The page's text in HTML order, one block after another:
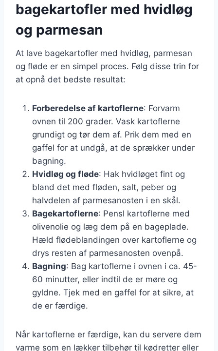
bagekartofler med hvidløg
og parmesan
At lave bagekartofler med hvidløg, parmesan
og fløde er en simpel proces. Følg disse trin for
at opnå det bedste resultat:
Forberedelse af kartoflerne: Forvarm
ovnen til 200 grader. Vask kartoflerne
grundigt og tør dem af. Prik dem med en
gaffel for at undgå, at de sprækker under
bagning.
Hvidløg og fløde: Hak hvidløget fint og
bland det med fløden, salt, peber og
halvdelen af parmesanosten i en skål.
Bagekartoflerne: Pensl kartoflerne med
olivenolie og læg dem på en bageplade.
Hæld flødeblandingen over kartoflerne og
drys resten af parmesanosten ovenpå.
Bagning: Bag kartoflerne i ovnen i ca. 45-
60 minutter, eller indtil de er møre og
gyldne. Tjek med en gaffel for at sikre, at
de er færdige.
Når kartoflerne er færdige, kan du servere dem
varme som en lækker tilbehør til kødretter eller